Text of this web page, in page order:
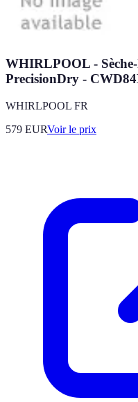
WHIRLPOOL -
PrecisionDry -
WHIRLPOOL FR
579 EURVoir le prix